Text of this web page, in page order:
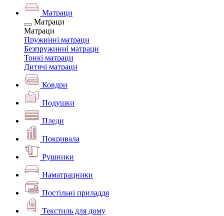
Матраци
Матраци
Матраци
Пружинні матраци
Безпружинні матраци
Тонкі матраци
Дитячі матраци
Ковдри
Подушки
Пледи
Покривала
Рушники
Наматрацники
Постільні приладдя
Текстиль для дому